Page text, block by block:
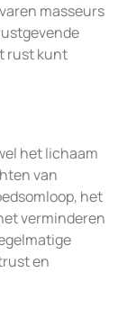
masseurs
rust kunt
het lichaam
van
het
verminderen
en